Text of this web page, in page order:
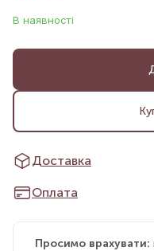
В наявності
Доставка
Оплата
Просимо врахувати: